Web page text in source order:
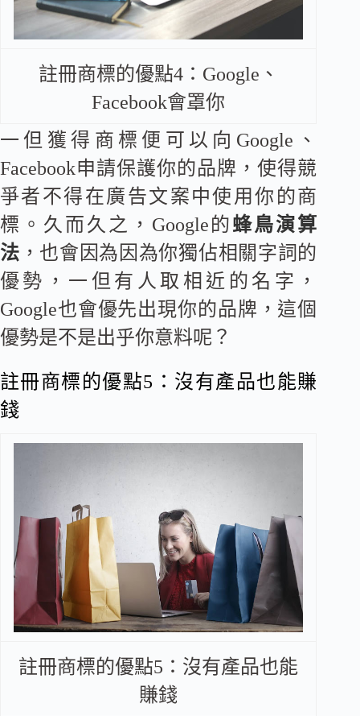
註冊商標的優點4：Google、
Facebook會罩你
一但獲得商標便可以向Google、
Facebook申請保護你的品牌，使得競
爭者不得在廣告文案中使用你的商
標。久而久之，Google的蜂鳥演算
法 ，也會因為因為你獨佔相關字詞的
優勢，一但有人取相近的名字，
Google也會優先出現你的品牌，這個
優勢是不是出乎你意料呢？
註冊商標的優點5：沒有產品也能賺
錢
註冊商標的優點5：沒有產品也能
賺錢